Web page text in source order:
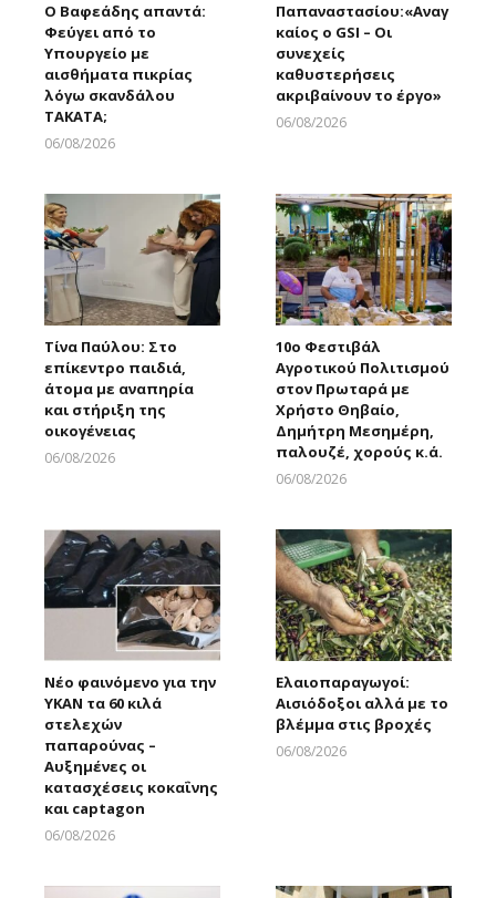
Ο Βαφεάδης απαντά:
Φεύγει από το
Υπουργείο με
αισθήματα πικρίας
λόγω σκανδάλου
ΤΑΚΑΤΑ;
06/08/2026
Παπαναστασίου:«Αναγ
καίος ο GSI – Οι
συνεχείς
καθυστερήσεις
ακριβαίνουν το έργο»
06/08/2026
Τίνα Παύλου: Στο
επίκεντρο παιδιά,
άτομα με αναπηρία
και στήριξη της
οικογένειας
06/08/2026
10ο Φεστιβάλ
Αγροτικού Πολιτισμού
στον Πρωταρά με
Χρήστο Θηβαίο,
Δημήτρη Μεσημέρη,
παλουζέ, χορούς κ.ά.
06/08/2026
Νέο φαινόμενο για την
ΥΚΑΝ τα 60 κιλά
στελεχών
παπαρούνας –
Αυξημένες οι
κατασχέσεις κοκαΐνης
και captagon
06/08/2026
Ελαιοπαραγωγοί:
Αισιόδοξοι αλλά με το
βλέμμα στις βροχές
06/08/2026